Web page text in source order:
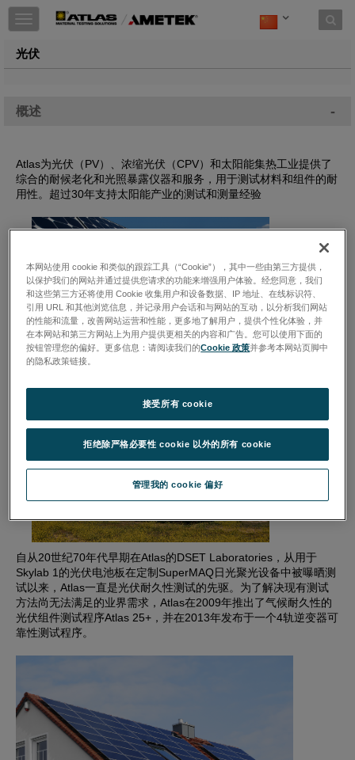
Toggle
navigation
光伏
概述 -
Atlas为光伏（PV）、浓缩光伏（CPV）和太阳能集热工业提供了
综合的耐候老化和光照暴露仪器和服务，用于测试材料和组件的耐
用性。超过30年支持太阳能产业的测试和测量经验
自从20世纪70年代早期在Atlas的DSET Laboratories，从用于
Skylab 1的光伏电池板在定制SuperMAQ日光聚光设备中被曝晒测
试以来，Atlas一直是光伏耐久性测试的先驱。为了解决现有测试
方法尚无法满足的业界需求，Atlas在2009年推出了气候耐久性的
光伏组件测试程序Atlas 25+，并在2013年发布于一个4轨逆变器可
靠性测试程序。
本网站使用 cookie 和类似的跟踪工具（“Cookie”），其中一些由第三方提供，
以保护我们的网站并通过提供您请求的功能来增强用户体验。经您同意，我们
和这些第三方还将使用 Cookie 收集用户和设备数据、IP 地址、在线标识符、
引用 URL 和其他浏览信息，并记录用户会话和与网站的互动，以分析我们网站
的性能和流量，改善网站运营和性能，更多地了解用户，提供个性化体验，并
在本网站和第三方网站上为用户提供更相关的内容和广告。您可以使用下面的
按钮管理您的偏好。更多信息：请阅读我们的Cookie 政策并参考本网站页脚中
的隐私政策链接。
管理我的 cookie 偏好
拒绝除严格必要性 cookie 以外的所有 cookie
接受所有 cookie